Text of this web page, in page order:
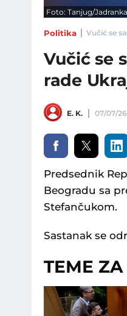
Foto: Tanjug/
Politika Vučić se
Vučić se
rade
E. K. 07/07/26
Predsednik
Beogradu sa
Stefančukom.
Sastanak se
TEME ZA